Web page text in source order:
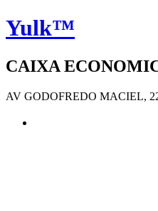
Yulk™
CAIXA
AV GODOFREDO MACIEL,